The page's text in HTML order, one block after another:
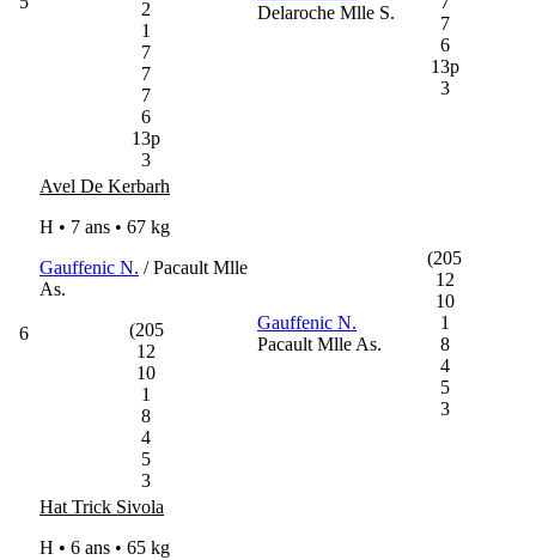
2
1
7
7
7
6
13p
3
Delaroche Mlle S.
7
6
13p
3
6
Avel De Kerbarh
H • 7 ans • 67 kg
Gauffenic N. / Pacault Mlle
As.
(205
12
10
1
8
4
5
3
Gauffenic N.
Pacault Mlle As.
(205
12
10
1
8
4
5
3
Hat Trick Sivola
H • 6 ans • 65 kg